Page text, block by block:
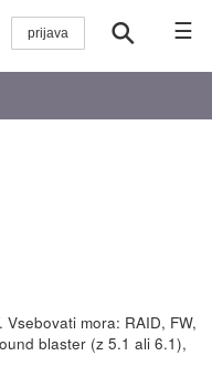
☰
mora: RAID, FW,
blaster (z 5.1 ali 6.1),